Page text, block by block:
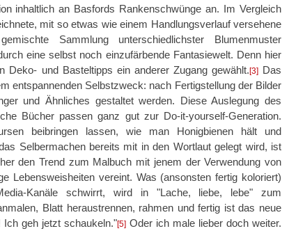
inhaltlich an Basfords Rankenschwünge an. Im Vergleich
mit so etwas wie einem Handlungsverlauf versehene
Sammlung unterschiedlichster Blumenmuster
eine selbst noch einzufärbende Fantasiewelt. Denn hier
Deko- und Basteltipps ein anderer Zugang gewählt.[3]Das
entspannenden Selbstzweck: nach Fertigstellung der Bilder
und Ähnliches gestaltet werden. Diese Auslegung des
Bücher passen ganz gut zur Do-it-yourself-Generation.
beibringen lassen, wie man Honigbienen hält und
Selbermachen bereits mit in den Wortlaut gelegt wird, ist
den Trend zum Malbuch mit jenem der Verwendung von
Lebensweisheiten vereint. Was (ansonsten fertig koloriert)
Kanäle schwirrt, wird in "Lache, liebe, lebe" zum
Blatt heraustrennen, rahmen und fertig ist das neue
Ich geh jetzt schaukeln."[5] Oder ich male lieber doch weiter.